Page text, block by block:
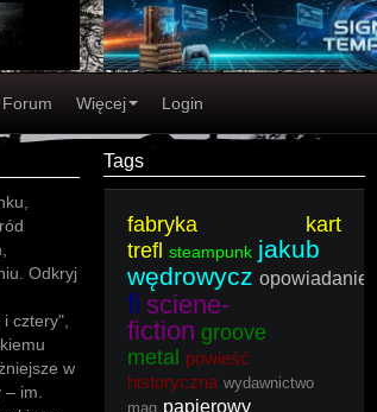
Forum Więcej Login
Odkryj
cztery",
w
im.
Tags
fabryka kart
trefl steampunk jakub
wędrowycz opowiadanie
fi sciene-
fiction groove
metal powieść
historyczna wydawnictwo
mag papierowy